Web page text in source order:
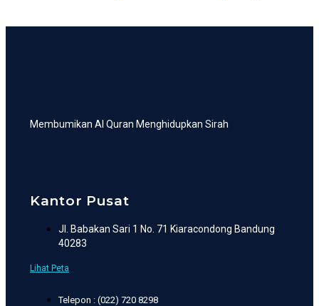
Membumikan Al Quran Menghidupkan Sirah
Kantor Pusat
Jl. Babakan Sari 1 No. 71 Kiaracondong Bandung
40283
Lihat Peta
Telepon : (022) 720 8298